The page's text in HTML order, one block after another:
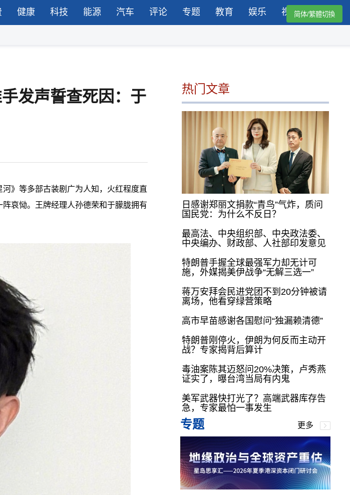
健康 科技 能源 汽车 评论 专题 教育 娱乐 视频简体/繁體切換
发声誓查死因：于
》等多部古装剧广为人知，火红程度直
哀恸。王牌经理人孙德荣和于朦胧拥有
热门文章
日感谢郑丽文捐款“青鸟”气炸，质问
国民党：为什么不反日？
最高法、中央组织部、中央政法委、
中央编办、财政部、人社部印发意见
特朗普手握全球最强军力却无计可
施，外媒揭美伊战争“无解三选一”
蒋万安拜会民进党团不到20分钟被请
离场，他看穿绿营策略
高市早苗感谢各国慰问“独漏赖清德”
特朗普刚停火，伊朗为何反而主动开
战？专家揭背后算计
毒油案陈其迈怒问20%决策，卢秀燕
证实了，曝台湾当局有内鬼
美军武器快打光了？高端武器库存告
急，专家最怕一事发生
专题 更多